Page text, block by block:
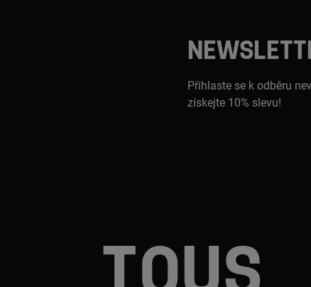
Přihlaste se k odběru
získejte 10% slevu!